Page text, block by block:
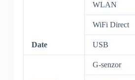
Date
WLAN
WiFi Direct
USB
G-senzor